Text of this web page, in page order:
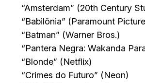
“Amsterdam” (20th Century
“Babilônia” (Paramount
“Batman” (Warner Bros.)
“Pantera Negra: Wakanda
“Blonde” (Netflix)
“Crimes do Futuro” (Neon)